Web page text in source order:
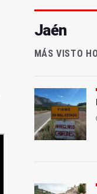
Jaén
MÁS VISTO